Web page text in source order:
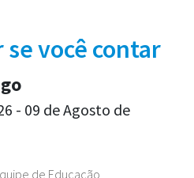
se você contar
de Educação
- 09 de Agosto de